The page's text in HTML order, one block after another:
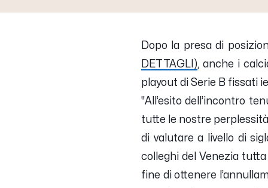
Dopo la presa di
DETTAGLI), anche i
playout di Serie B fissati
"All’esito dell’incontro
tutte le nostre
di valutare a livello di
colleghi del Venezia tutta
fine di ottenere